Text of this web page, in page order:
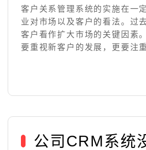
客户关系管理系统的实施在一
业对市场以及客户的看法。过
客户看作扩大市场的关键因素
要重视新客户的发展，更要注
公司CRM系统